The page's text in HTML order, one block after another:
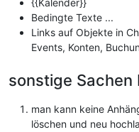
{{Kalender}}
Bedingte Texte ...
Links auf Objekte in
Events, Konten,
sonstige Sachen
man kann keine
löschen und neu